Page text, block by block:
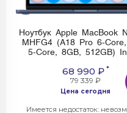
Ноутбук Apple MacBook
MHFG4 (A18 Pro 6-
5-Core, 8GB, 512GB)
68 990 ₽*
79 339 ₽
Цена сегодня
Имеется недостаток: